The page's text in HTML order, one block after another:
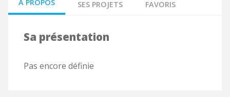
À PROPOS SES PROJETS FAVORIS
Sa présentation
Pas encore définie